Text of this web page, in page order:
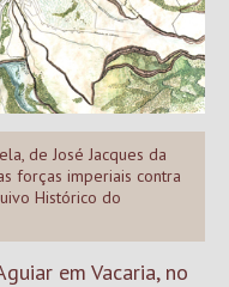
de José Jacques da
forças imperiais contra
Histórico do
em Vacaria, no